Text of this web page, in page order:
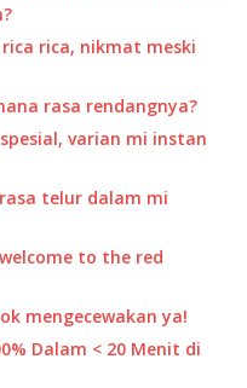
rica, nikmat meski
rasa rendangnya?
varian mi instan
telur dalam mi
to the red
mengecewakan ya!
Dalam < 20 Menit di